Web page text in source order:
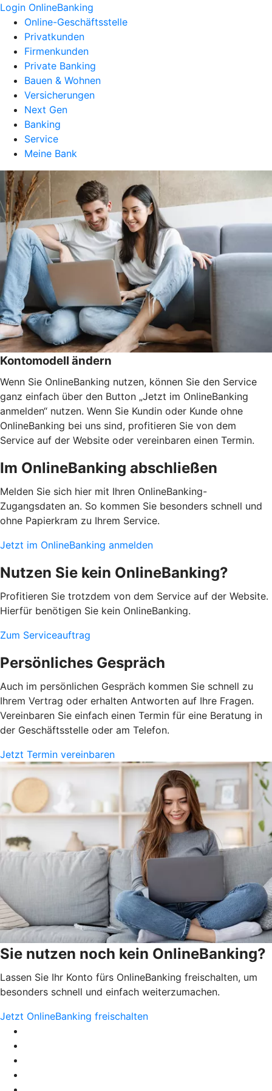
Login OnlineBanking
Online-Geschäftsstelle
Privatkunden
Firmenkunden
Private Banking
Bauen & Wohnen
Versicherungen
Next Gen
Banking
Service
Meine Bank
Kontomodell ändern
Wenn Sie OnlineBanking nutzen, können Sie den Service
ganz einfach über den Button „Jetzt im OnlineBanking
anmelden“ nutzen. Wenn Sie Kundin oder Kunde ohne
OnlineBanking bei uns sind, profitieren Sie von dem
Service auf der Website oder vereinbaren einen Termin.
Im OnlineBanking abschließen
Melden Sie sich hier mit Ihren OnlineBanking-
Zugangsdaten an. So kommen Sie besonders schnell und
ohne Papierkram zu Ihrem Service.
Jetzt im OnlineBanking anmelden
Nutzen Sie kein OnlineBanking?
Profitieren Sie trotzdem von dem Service auf der Website.
Hierfür benötigen Sie kein OnlineBanking.
Zum Serviceauftrag
Persönliches Gespräch
Auch im persönlichen Gespräch kommen Sie schnell zu
Ihrem Vertrag oder erhalten Antworten auf Ihre Fragen.
Vereinbaren Sie einfach einen Termin für eine Beratung in
der Geschäftsstelle oder am Telefon.
Jetzt Termin vereinbaren
Sie nutzen noch kein OnlineBanking?
Lassen Sie Ihr Konto fürs OnlineBanking freischalten, um
besonders schnell und einfach weiterzumachen.
Jetzt OnlineBanking freischalten